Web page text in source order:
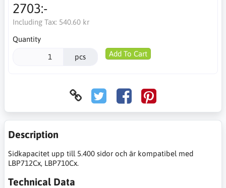
2703:-
Including Tax: 540.60 kr
Quantity
pcs Add To Cart
Description
Sidkapacitet upp till 5.400 sidor och är kompatibel med
LBP712Cx, LBP710Cx.
Technical Data